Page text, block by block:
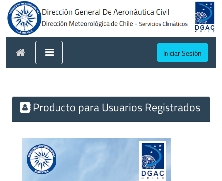
Iniciar Sesión
Producto para Usuarios Registrados